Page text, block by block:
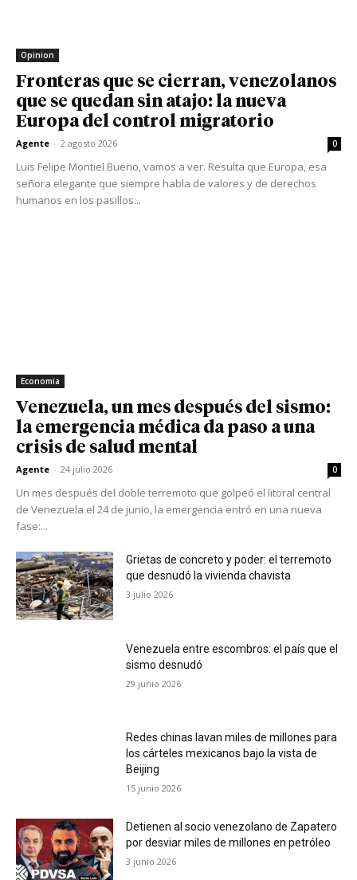
Opinion
Fronteras que se cierran, venezolanos
que se quedan sin atajo: la nueva
Europa del control migratorio
Agente - 2 agosto 2026 0
Luis Felipe Montiel Bueno, vamos a ver. Resulta que Europa, esa
señora elegante que siempre habla de valores y de derechos
humanos en los pasillos...
Economia
Venezuela, un mes después del sismo:
la emergencia médica da paso a una
crisis de salud mental
Agente - 24 julio 2026 0
Un mes después del doble terremoto que golpeó el litoral central
de Venezuela el 24 de junio, la emergencia entró en una nueva
fase:...
Grietas de concreto y poder: el terremoto
que desnudó la vivienda chavista
3 julio 2026
Venezuela entre escombros: el país que el
sismo desnudó
29 junio 2026
Redes chinas lavan miles de millones para
los cárteles mexicanos bajo la vista de
Beijing
15 junio 2026
Detienen al socio venezolano de Zapatero
por desviar miles de millones en petróleo
3 junio 2026